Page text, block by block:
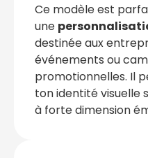
Ce modèle est
une
destinée aux
événements ou
promotionnelles. Il
ton identité visuelle
à forte dimension